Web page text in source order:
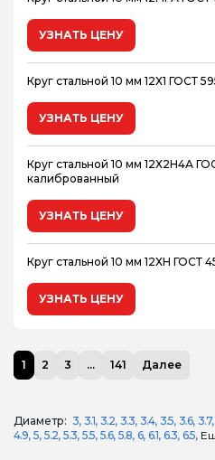
УЗНАТЬ ЦЕНУ
Круг стальной 10 мм 12Х1 ГОСТ
УЗНАТЬ ЦЕНУ
Круг стальной 10 мм 12Х2Н4А
калиброванный
УЗНАТЬ ЦЕНУ
Круг стальной 10 мм 12ХН ГОСТ
УЗНАТЬ ЦЕНУ
1 2 3 ... 141 Далее
Диаметр: 3 3.1 3.2 3.3 3.4 3.5 3.6 3.7
4.9 5 5.2 5.3 5.5 5.6 5.8 6 6.1 6.3 6.5